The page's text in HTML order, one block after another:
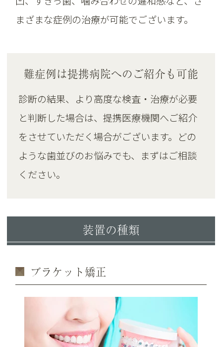
まざまな症例の治療が可能でございます。
難症例は提携病院へのご紹介も可能
診断の結果、より高度な検査・治療が必要
と判断した場合は、提携医療機関へご紹介
をさせていただく場合がございます。どの
ような歯並びのお悩みでも、まずはご相談
ください。
装置の種類
ブラケット矯正